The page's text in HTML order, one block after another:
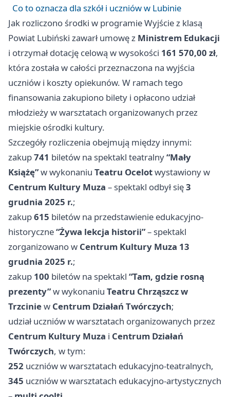
Co to oznacza dla szkół i uczniów w Lubinie
Jak rozliczono środki w programie Wyjście z klasą
Powiat Lubiński zawarł umowę z Ministrem Edukacji
i otrzymał dotację celową w wysokości 161 570,00 zł,
która została w całości przeznaczona na wyjścia
uczniów i koszty opiekunów. W ramach tego
finansowania zakupiono bilety i opłacono udział
młodzieży w warsztatach organizowanych przez
miejskie ośrodki kultury.
Szczegóły rozliczenia obejmują między innymi:
zakup741 biletów na spektakl teatralny“Mały
Książę”w wykonaniu Teatru Ocelotwystawiony w
Centrum Kultury Muza – spektakl odbył się3
grudnia 2025 r.;
zakup615 biletów na przedstawienie edukacyjno-
historyczne“Żywa lekcja historii”– spektakl
zorganizowano w Centrum Kultury Muza 13
grudnia 2025 r.;
zakup 100 biletów na spektakl “Tam, gdzie rosną
prezenty”w wykonaniu Teatru Chrząszcz w
Trzciniew Centrum Działań Twórczych;
udział uczniów w warsztatach organizowanych przez
Centrum Kultury Muza i Centrum Działań
Twórczych, w tym:
252 uczniów w warsztatach edukacyjno-teatralnych,
345 uczniów w warsztatach edukacyjno-artystycznych